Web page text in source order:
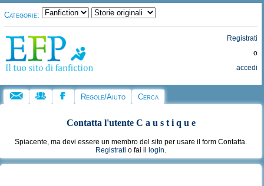
Categorie:
Registrati
o
accedi
Regole/Aiuto Cerca
Contatta l'utente C a u s t i q u e
Spiacente, ma devi essere un membro del sito per usare il form Contatta.
Registrati o fai il login.